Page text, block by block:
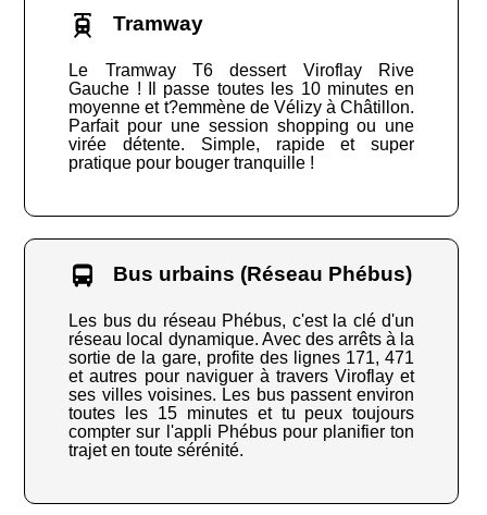
Tramway
Le Tramway T6 dessert Viroflay Rive
Gauche ! Il passe toutes les 10 minutes en
moyenne et t?emmène de Vélizy à Châtillon.
Parfait pour une session shopping ou une
virée détente. Simple, rapide et super
pratique pour bouger tranquille !
Bus urbains (Réseau Phébus)
Les bus du réseau Phébus, c'est la clé d'un
réseau local dynamique. Avec des arrêts à la
sortie de la gare, profite des lignes 171, 471
et autres pour naviguer à travers Viroflay et
ses villes voisines. Les bus passent environ
toutes les 15 minutes et tu peux toujours
compter sur l'appli Phébus pour planifier ton
trajet en toute sérénité.